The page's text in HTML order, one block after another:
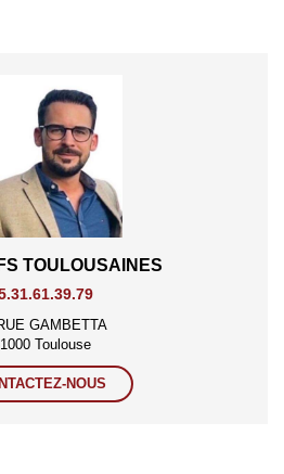
TOULOUSAINES
GAMBETTA
Toulouse
NOUS